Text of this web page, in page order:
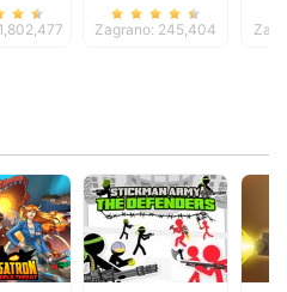
Zagrano: 245,404